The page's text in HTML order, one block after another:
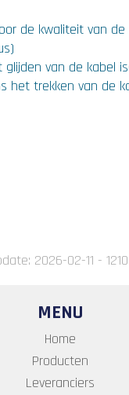
de kwaliteit van de
glijden van de kabel
het trekken van de
2026-02-11 -
MENU
Home
Producten
Leveranciers